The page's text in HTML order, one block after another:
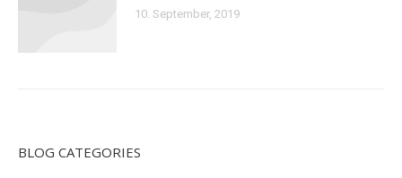
10. September, 2019
BLOG CATEGORIES